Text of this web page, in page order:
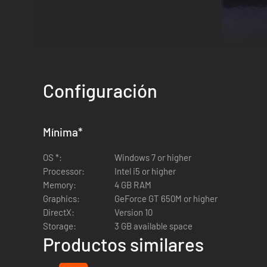
Domina numerosas armas formidables, aprende el
Combina piezas de armaduras, runas, cascos y
Mueve ruinas flotantes en una serie de puzles antiguos,
Estas cuevas cósmicas esconden una gran cantidad de
permanentes.
Configuración
Mínima*
OS *:
Windows 7 or higher
Processor:
Intel i5 or higher
Memory:
4 GB RAM
Graphics:
GeForce GT 650M or higher
DirectX:
Version 10
Storage:
3 GB available space
Productos similares